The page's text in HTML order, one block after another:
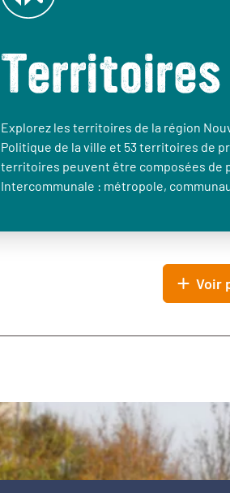
Territoires
Explorez les territoires de la région
Politique de la ville et 53 territoires de
territoires peuvent être composées de
Intercommunale : métropole,
Voir